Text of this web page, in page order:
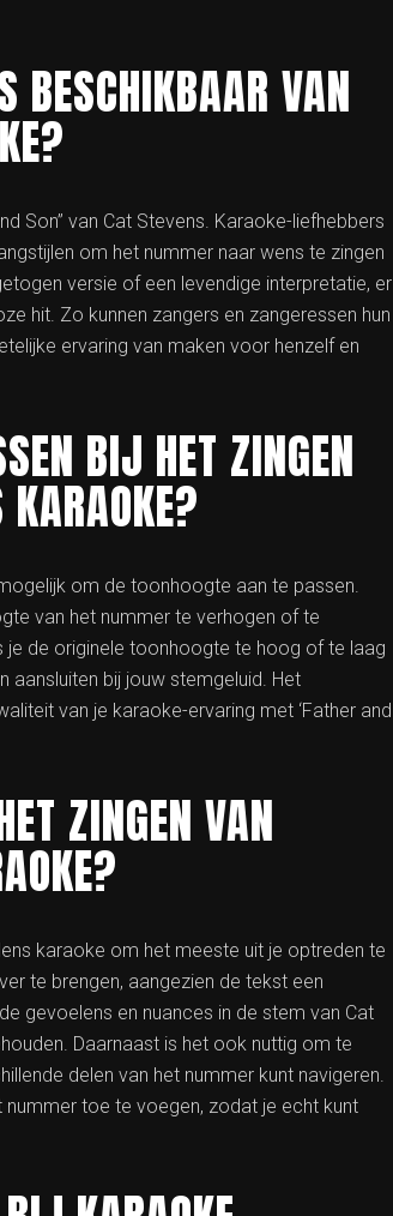
BESCHIKBAAR VAN
Son” van Cat Stevens. Karaoke-liefhebbers
om het nummer naar wens te zingen
versie of een levendige interpretatie, er
hit. Zo kunnen zangers en zangeressen hun
ervaring van maken voor henzelf en
BIJ HET ZINGEN
om de toonhoogte aan te passen.
van het nummer te verhogen of te
je de originele toonhoogte te hoog of te laag
aansluiten bij jouw stemgeluid. Het
van je karaoke-ervaring met ‘Father and
ZINGEN VAN
karaoke om het meeste uit je optreden te
te brengen, aangezien de tekst een
gevoelens en nuances in de stem van Cat
Daarnaast is het ook nuttig om te
delen van het nummer kunt navigeren.
toe te voegen, zodat je echt kunt